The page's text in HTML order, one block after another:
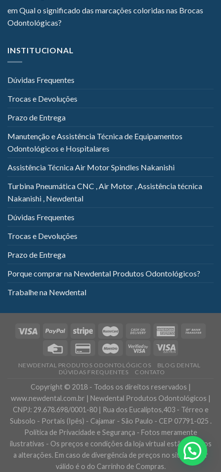
emQual o significado das marcações coloridas nas Brocas
Odontológicas?
INSTITUCIONAL
Dúvidas Frequentes
Trocas e Devoluções
Prazo de Entrega
Manutenção e Assistência Técnica de Equipamentos
Odontológicos e Hospitalares
Assistência Técnica Air Motor Spindles Nakanishi
Turbina Pneumática CNC , Air Motor , Assistência técnica
Nakanishi , Newdental
Dúvidas Frequentes
Trocas e Devoluções
Prazo de Entrega
Porque comprar na Newdental Produtos Odontológicos?
Trabalhe na Newdental
NEWDENTAL PRODUTOS ODONTOLÓGICOS
BLOG DENTAL
DÚVIDAS FREQUENTES
CONTATO
Copyright © 2018 - Todos os direitos reservados |
www.newdental.com.br | Newdental Produtos Odontológicos |
CNPJ: 29.678.698/0001-80 | Rua dos Eucaliptos,403 - Térreo e
Subsolo - Portais (Ipês) - Cajamar - São Paulo - CEP 07791-025 .
Política de Privacidade e Segurança - Fotos meramente
ilustrativas - Os preços e condições da loja virtual estão sujeitos
a alterações. Em caso de divergência de preços no site, o valor
válido é o do Carrinho de Compras.